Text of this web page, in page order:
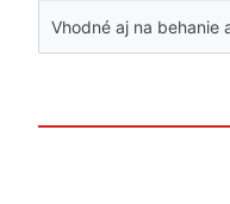
Vhodné aj na behanie